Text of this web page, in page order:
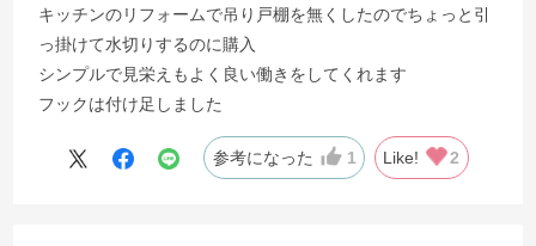
キッチンのリフォームで吊り戸棚を無くしたのでちょっと引
っ掛けて水切りするのに購入
シンプルで見栄えもよく良い働きをしてくれます
フックは付け足しました
参考になった 1 Like! 2